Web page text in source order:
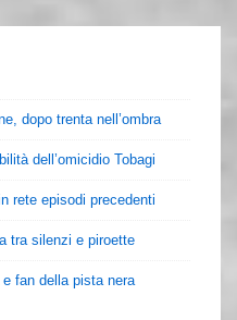
dopo trenta nell’ombra
dell’omicidio Tobagi
rete episodi precedenti
tra silenzi e piroette
fan della pista nera